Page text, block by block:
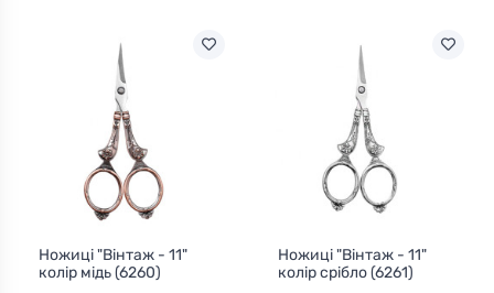
Ножиці "Вінтаж - 11"
колір мідь (6260)
Ножиці "Вінтаж - 11"
колір срібло (6261)